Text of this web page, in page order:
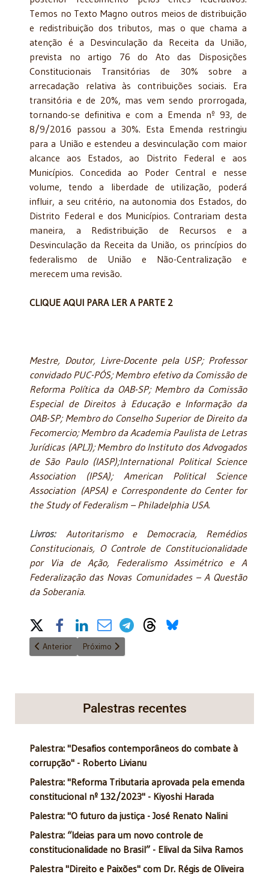
Temos no Texto Magno outros meios de distribuição
e redistribuição dos tributos, mas o que chama a
atenção é a Desvinculação da Receita da União,
prevista no artigo 76 do Ato das Disposições
Constitucionais Transitórias de 30% sobre a
arrecadação relativa às contribuições sociais. Era
transitória e de 20%, mas vem sendo prorrogada,
tornando-se definitiva e com a Emenda nº 93, de
8/9/2016 passou a 30%. Esta Emenda restringiu
para a União e estendeu a desvinculação com maior
alcance aos Estados, ao Distrito Federal e aos
Municípios. Concedida ao Poder Central e nesse
volume, tendo a liberdade de utilização, poderá
influir, a seu critério, na autonomia dos Estados, do
Distrito Federal e dos Municípios. Contrariam desta
maneira, a Redistribuição de Recursos e a
Desvinculação da Receita da União, os princípios do
federalismo de União e Não-Centralização e
merecem uma revisão.
CLIQUE AQUI PARA LER A PARTE 2
Mestre, Doutor, Livre-Docente pela USP; Professor
convidado PUC-PÓS; Membro efetivo da Comissão de
Reforma Política da OAB-SP; Membro da Comissão
Especial de Direitos à Educação e Informação da
OAB-SP; Membro do Conselho Superior de Direito da
Fecomercio; Membro da Academia Paulista de Letras
Jurídicas (APLJ); Membro do Instituto dos Advogados
de São Paulo (IASP);International Political Science
Association (IPSA); American Political Science
Association (APSA) e Correspondente do Center for
the Study of Federalism – Philadelphia USA.
Livros:Autoritarismo e Democracia, Remédios
Constitucionais, O Controle de Constitucionalidade
por Via de Ação, Federalismo Assimétrico e A
Federalização das Novas Comunidades – A Questão
da Soberania.
Share on Social Media
Artigo anterior: Complementação do ICMS/ST
Anterior Próximo artigo: Impactos da extinção do
Próximo
Palestras recentes
Palestra: "Desafios contemporâneos do combate à
corrupção" - Roberto Livianu
Palestra: "Reforma Tributaria aprovada pela emenda
constitucional nº 132/2023" - Kiyoshi Harada
Palestra: "O futuro da justiça - José Renato Nalini
Palestra: “Ideias para um novo controle de
constitucionalidade no Brasil” - Elival da Silva Ramos
Palestra "Direito e Paixões" com Dr. Régis de Oliveira